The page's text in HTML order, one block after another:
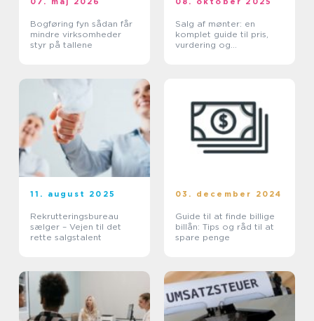
Bogføring fyn sådan får
mindre virksomheder
styr på tallene
Salg af mønter: en
komplet guide til pris,
vurdering og
11. august 2025
Rekrutteringsbureau
sælger – Vejen til det
rette salgstalent
03. december 2024
Guide til at finde billige
billån: Tips og råd til at
spare penge